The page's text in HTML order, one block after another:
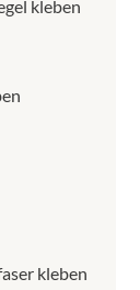
kleben
kleben